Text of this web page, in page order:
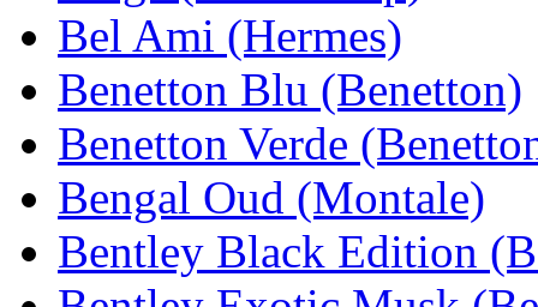
Bel Ami (Hermes)
Benetton Blu (Benetton)
Benetton Verde
Bengal Oud (Montale)
Bentley Black Edition